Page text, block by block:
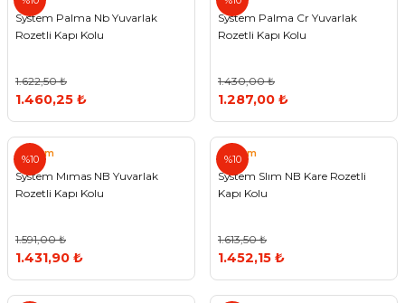
System Palma Nb Yuvarlak
Rozetli Kapı Kolu
1.622,50 ₺
1.460,25 ₺
System Palma Cr Yuvarlak
Rozetli Kapı Kolu
1.430,00 ₺
1.287,00 ₺
%10
System
System Mımas NB Yuvarlak
Rozetli Kapı Kolu
1.591,00 ₺
1.431,90 ₺
%10
System
System Slım NB Kare Rozetli
Kapı Kolu
1.613,50 ₺
1.452,15 ₺